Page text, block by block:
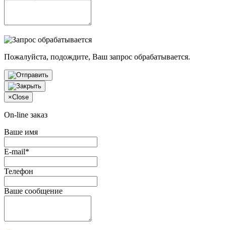
Пожалуйста, подождите, Ваш запрос обрабатывается.
×Close
On-line заказ
Ваше имя
E-mail*
Телефон
Ваше сообщение